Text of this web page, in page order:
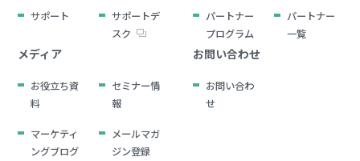
サポート
サポートデ
スク
パートナー
プログラム
パートナー
一覧
メディア
お役立ち資
料
セミナー情
報
マーケティ
ングブログ
メールマガ
ジン登録
お問い合わせ
お問い合わ
せ